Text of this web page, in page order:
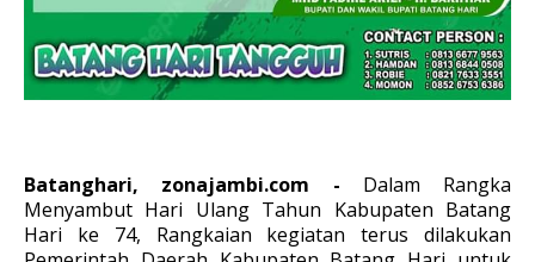
Batanghari, zonajambi.com - Dalam Rangka
Menyambut Hari Ulang Tahun Kabupaten Batang
Hari ke 74, Rangkaian kegiatan terus dilakukan